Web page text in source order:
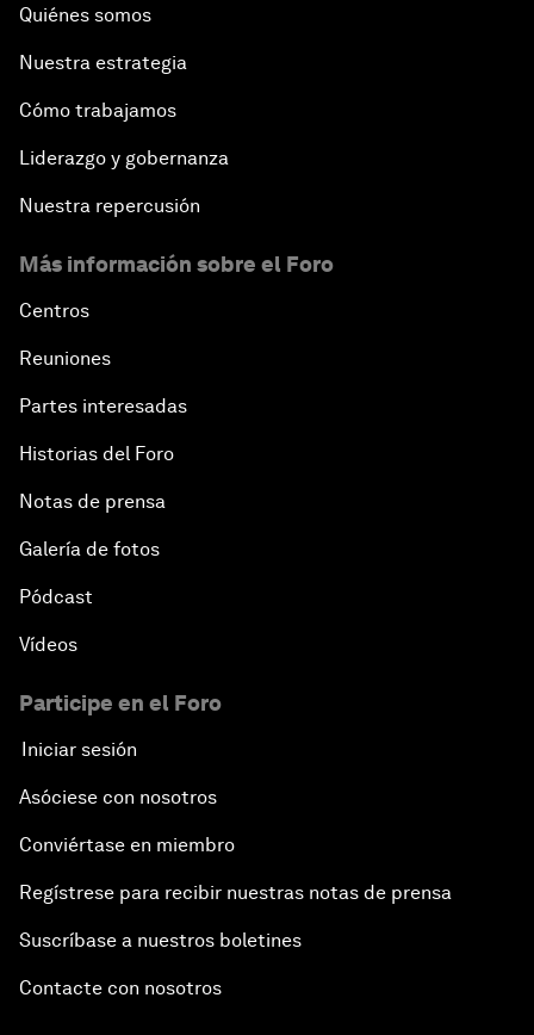
Quiénes somos
Nuestra estrategia
Cómo trabajamos
Liderazgo y gobernanza
Nuestra repercusión
Más información sobre el Foro
Centros
Reuniones
Partes interesadas
Historias del Foro
Notas de prensa
Galería de fotos
Pódcast
Vídeos
Participe en el Foro
Iniciar sesión
Asóciese con nosotros
Conviértase en miembro
Regístrese para recibir nuestras notas de prensa
Suscríbase a nuestros boletines
Contacte con nosotros